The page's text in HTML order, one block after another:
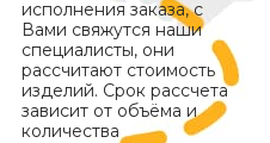
исполнения заказа, с
Вами свяжутся наши
специалисты, они
рассчитают стоимость
изделий. Срок рассчета
зависит от объёма и
количества